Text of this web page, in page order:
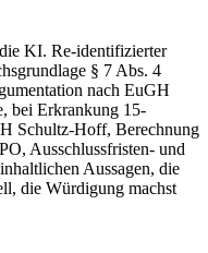
KI. Re-identifizierter
§ 7 Abs. 4
nach EuGH
bei Erkrankung 15-
Schultz-Hoff, Berechnung
Ausschlussfristen- und
Aussagen, die
die Würdigung machst